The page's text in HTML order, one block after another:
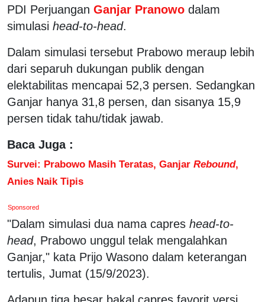
PDI Perjuangan Ganjar Pranowo dalam
simulasi head-to-head.
Dalam simulasi tersebut Prabowo meraup lebih
dari separuh dukungan publik dengan
elektabilitas mencapai 52,3 persen. Sedangkan
Ganjar hanya 31,8 persen, dan sisanya 15,9
persen tidak tahu/tidak jawab.
Baca Juga :
Survei: Prabowo Masih Teratas, Ganjar Rebound,
Anies Naik Tipis
Sponsored
"Dalam simulasi dua nama capres head-to-
head, Prabowo unggul telak mengalahkan
Ganjar," kata Prijo Wasono dalam keterangan
tertulis, Jumat (15/9/2023).